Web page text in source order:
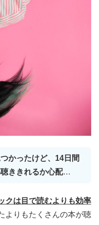
かったけど、14日間
ききれるか心配…
クは目で読むよりも効率
よりもたくさんの本が聴